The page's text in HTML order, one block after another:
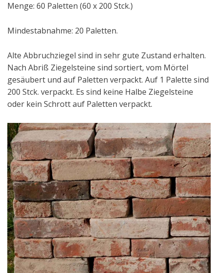
Menge: 60 Paletten (60 x 200 Stck.)
Mindestabnahme: 20 Paletten.
Alte Abbruchziegel sind in sehr gute Zustand erhalten.
Nach Abriß Ziegelsteine sind sortiert, vom Mörtel
gesäubert und auf Paletten verpackt. Auf 1 Palette sind
200 Stck. verpackt. Es sind keine Halbe Ziegelsteine
oder kein Schrott auf Paletten verpackt.